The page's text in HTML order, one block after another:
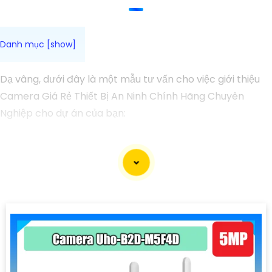
Dạ vâng, dưới đây là một mẫu tư vấn cho việc giới thiệu
Camera Giá Rẻ Thiết Bị An Ninh Chính Hãng Chuyên
Nghiệp cho dự án của bạn:
Camera Giá Rẻ Thiết Bị An Ninh Chính Hãng Chuyên
phẩm Camera Giá Rẻ Thiết Bị An Ninh Chính Hãng
Chuyên Nghiệp, đáp ứng nhu cầu an ninh và giám sát cho
dự án của quý khách một cách hiệu quả, tin cậy và tiết